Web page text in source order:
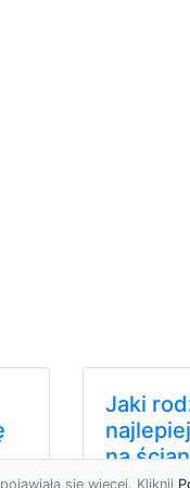
Jaki
na
się więcej. Kliknij